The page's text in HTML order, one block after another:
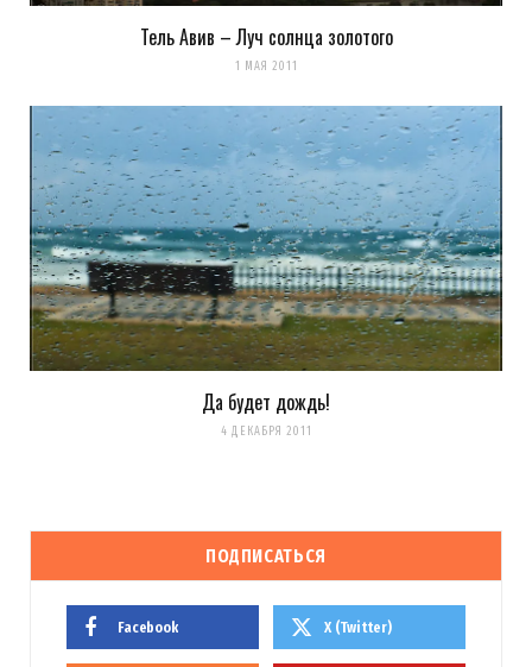
Тель Авив – Луч солнца золотого
1 МАЯ 2011
Да будет дождь!
4 ДЕКАБРЯ 2011
ПОДПИСАТЬСЯ
Facebook X (Twitter)